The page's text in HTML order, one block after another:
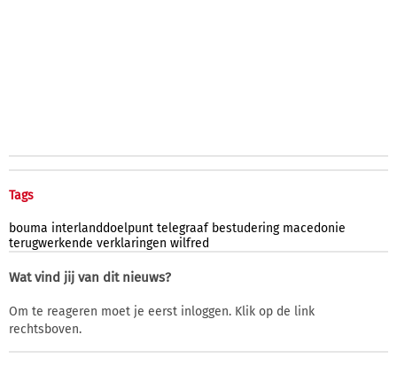
Tags
bouma interlanddoelpunt telegraaf bestudering macedonie
terugwerkende verklaringen wilfred
Wat vind jij van dit nieuws?
Om te reageren moet je eerst inloggen. Klik op de link
rechtsboven.